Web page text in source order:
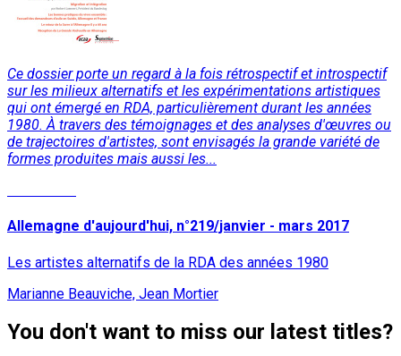
Ce dossier porte un regard à la fois rétrospectif et introspectif
sur les milieux alternatifs et les expérimentations artistiques
qui ont émergé en RDA, particulièrement durant les années
1980. À travers des témoignages et des analyses d'œuvres ou
de trajectoires d'artistes, sont envisagés la grande variété de
formes produites mais aussi les...
Allemagne d'aujourd'hui, n°219/janvier - mars 2017
Les artistes alternatifs de la RDA des années 1980
Marianne Beauviche, Jean Mortier
You don't want to miss our latest titles?